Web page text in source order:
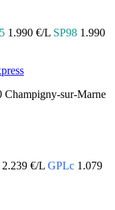
1.990 €/L SP98 1.990
Champigny-sur-Marne
2.239 €/L GPLc 1.079